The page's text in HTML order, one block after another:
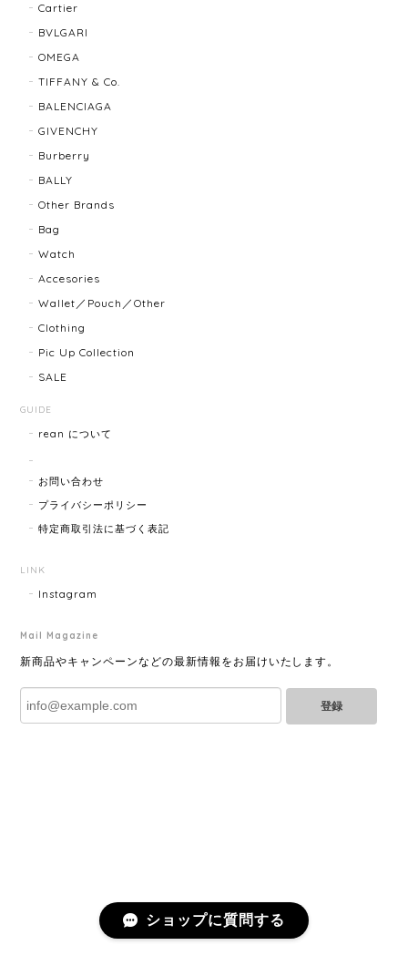
迅速に対応してくださり、ありがとうございます。 品
物の状態も良く、満足しております🥰 また機会があり
ましたらよろしくお願いします！
はぜんぜんわからずとても綺麗で素敵な時計でとても
気にいりました。 いつも迅速な発送と綺麗な商品ばか
りなので安心して購入できます。ありがとうございま
2025/06/28
とても綺麗なお品でした✨ ありがとうございました！
Cartier
BVLGARI
OMEGA
TIFFANY & Co.
BALENCIAGA
GIVENCHY
Burberry
BALLY
Other Brands
Bag
Watch
Accesories
Wallet／Pouch／Other
Clothing
Pic Up Collection
SALE
GUIDE
rean について
お問い合わせ
プライバシーポリシー
特定商取引法に基づく表記
LINK
Instagram
Mail Magazine
新商品やキャンペーンなどの最新情報をお届けいたします。
登録
ショップに質問する